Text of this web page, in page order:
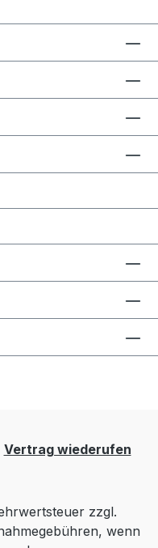
Vertrag wiederufen
zzgl.
wenn